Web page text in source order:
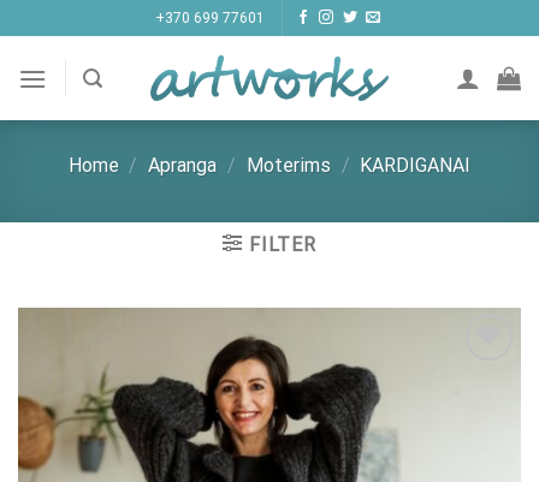
to
content
+370 699 77601
Home / Apranga / Moterims / KARDIGANAI
FILTER